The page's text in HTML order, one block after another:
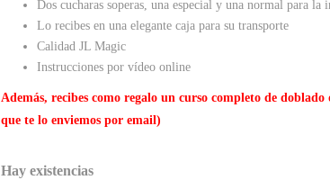
Dos cucharas soperas, una especial y una normal para la
Lo recibes en una elegante caja para su transporte
Calidad JL Magic
Instrucciones por vídeo online
Además, recibes como regalo un curso completo de doblado
que te lo enviemos por email)
Hay existencias